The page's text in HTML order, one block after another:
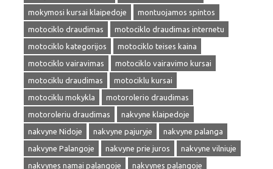
mokymosi kursai klaipedoje
montuojamos spintos
motociklo draudimas
motociklo draudimas internetu
motociklo kategorijos
motociklo teises kaina
motociklo vairavimas
motociklo vairavimo kursai
motociklu draudimas
motociklu kursai
motociklu mokykla
motorolerio draudimas
motoroleriu draudimas
nakvyne klaipedoje
nakvyne Nidoje
nakvyne pajuryje
nakvyne palanga
nakvyne Palangoje
nakvyne prie juros
nakvyne vilniuje
nakvynes namai palangoje
nakvynes palangoje